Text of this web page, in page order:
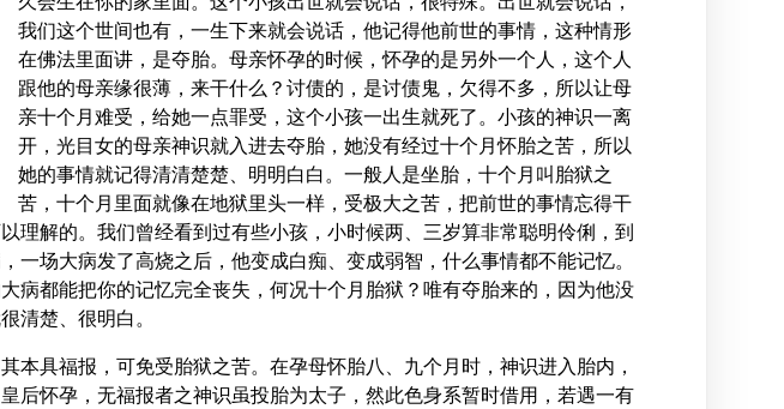
涅
槃
部
大
集
部
经
集
部
教
部
我们这个世间也有，一生下来就会说话，他记得他前世的事情，这种情形
在佛法里面讲，是夺胎。母亲怀孕的时候，怀孕的是另外一个人，这个人
跟他的母亲缘很薄，来干什么？讨债的，是讨债鬼，欠得不多，所以让母
亲十个月难受，给她一点罪受，这个小孩一出生就死了。小孩的神识一离
开，光目女的母亲神识就入进去夺胎，她没有经过十个月怀胎之苦，所以
她的事情就记得清清楚楚、明明白白。一般人是坐胎，十个月叫胎狱之
苦，十个月里面就像在地狱里头一样，受极大之苦，把前世的事情忘得干
理解的。我们曾经看到过有些小孩，小时候两、三岁算非常聪明伶俐，到
一场大病发了高烧之后，他变成白痴、变成弱智，什么事情都不能记忆。
病都能把你的记忆完全丧失，何况十个月胎狱？唯有夺胎来的，因为他没
清楚、很明白。
本具福报，可免受胎狱之苦。在孕母怀胎八、九个月时，神识进入胎内，
后怀孕，无福报者之神识虽投胎为太子，然此色身系暂时借用，若遇一有